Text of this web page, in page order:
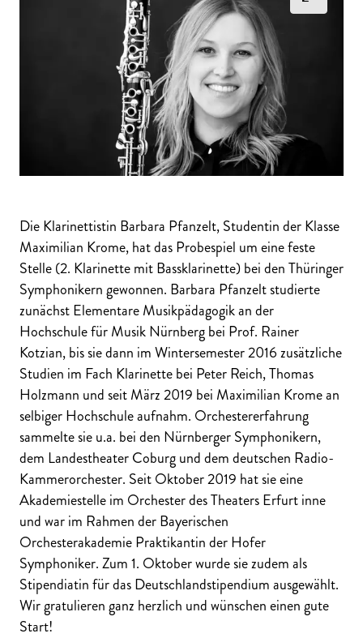
Die Klarinettistin Barbara Pfanzelt, Studentin der Klasse
Maximilian Krome, hat das Probespiel um eine feste
Stelle (2. Klarinette mit Bassklarinette) bei den Thüringer
Symphonikern gewonnen. Barbara Pfanzelt studierte
zunächst Elementare Musikpädagogik an der
Hochschule für Musik Nürnberg bei Prof. Rainer
Kotzian, bis sie dann im Wintersemester 2016 zusätzliche
Studien im Fach Klarinette bei Peter Reich, Thomas
Holzmann und seit März 2019 bei Maximilian Krome an
selbiger Hochschule aufnahm. Orchestererfahrung
sammelte sie u.a. bei den Nürnberger Symphonikern,
dem Landestheater Coburg und dem deutschen Radio-
Kammerorchester. Seit Oktober 2019 hat sie eine
Akademiestelle im Orchester des Theaters Erfurt inne
und war im Rahmen der Bayerischen
Orchesterakademie Praktikantin der Hofer
Symphoniker. Zum 1. Oktober wurde sie zudem als
Stipendiatin für das Deutschlandstipendium ausgewählt.
Wir gratulieren ganz herzlich und wünschen einen gute
Start!